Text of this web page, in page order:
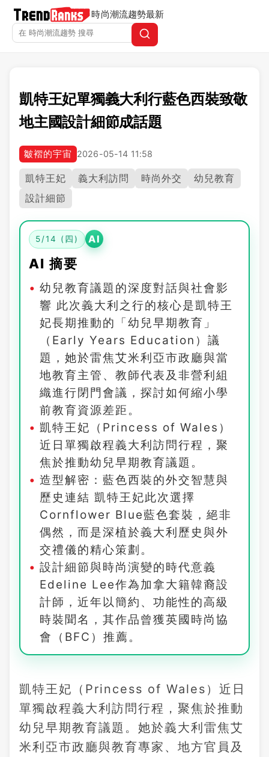
時尚潮流趨勢最新
凱特王妃單獨義大利行藍色西裝致敬
地主國設計細節成話題
皺褶的宇宙 2026-05-14 11:58
凱特王妃 義大利訪問 時尚外交
幼兒教育
設計細節
5/14 (四) AI
AI 摘要
幼兒教育議題的深度對話與社會影
響 此次義大利之行的核心是凱特王
妃長期推動的「幼兒早期教育」
（Early Years Education）議
題，她於雷焦艾米利亞市政廳與當
地教育主管、教師代表及非營利組
織進行閉門會議，探討如何縮小學
前教育資源差距。
凱特王妃（Princess of Wales）
近日單獨啟程義大利訪問行程，聚
焦於推動幼兒早期教育議題。
造型解密：藍色西裝的外交智慧與
歷史連結 凱特王妃此次選擇
Cornflower Blue藍色套裝，絕非
偶然，而是深植於義大利歷史與外
交禮儀的精心策劃。
設計細節與時尚演變的時代意義
Edeline Lee作為加拿大籍韓裔設
計師，近年以簡約、功能性的高級
時裝聞名，其作品曾獲英國時尚協
會（BFC）推薦。
凱特王妃（Princess of Wales）近日
單獨啟程義大利訪問行程，聚焦於推動
幼兒早期教育議題。她於義大利雷焦艾
米利亞市政廳與教育專家、地方官員及